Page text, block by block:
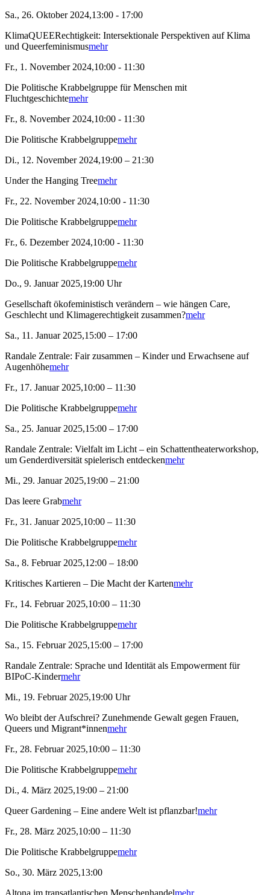
Sa., 26. Oktober 2024,13:00 - 17:00
KlimaQUEERechtigkeit: Intersektionale Perspektiven auf Klima
und Queerfeminismusmehr
Fr., 1. November 2024,10:00 - 11:30
Die Politische Krabbelgruppe für Menschen mit
Fluchtgeschichtemehr
Fr., 8. November 2024,10:00 - 11:30
Die Politische Krabbelgruppemehr
Di., 12. November 2024,19:00 – 21:30
Under the Hanging Treemehr
Fr., 22. November 2024,10:00 - 11:30
Die Politische Krabbelgruppemehr
Fr., 6. Dezember 2024,10:00 - 11:30
Die Politische Krabbelgruppemehr
Do., 9. Januar 2025,19:00 Uhr
Gesellschaft ökofeministisch verändern – wie hängen Care,
Geschlecht und Klimagerechtigkeit zusammen?mehr
Sa., 11. Januar 2025,15:00 – 17:00
Randale Zentrale: Fair zusammen – Kinder und Erwachsene auf
Augenhöhemehr
Fr., 17. Januar 2025,10:00 – 11:30
Die Politische Krabbelgruppemehr
Sa., 25. Januar 2025,15:00 – 17:00
Randale Zentrale: Vielfalt im Licht – ein Schattentheaterworkshop,
um Genderdiversität spielerisch entdeckenmehr
Mi., 29. Januar 2025,19:00 – 21:00
Das leere Grabmehr
Fr., 31. Januar 2025,10:00 – 11:30
Die Politische Krabbelgruppemehr
Sa., 8. Februar 2025,12:00 – 18:00
Kritisches Kartieren – Die Macht der Kartenmehr
Fr., 14. Februar 2025,10:00 – 11:30
Die Politische Krabbelgruppemehr
Sa., 15. Februar 2025,15:00 – 17:00
Randale Zentrale: Sprache und Identität als Empowerment für
BIPoC-Kindermehr
Mi., 19. Februar 2025,19:00 Uhr
Wo bleibt der Aufschrei? Zunehmende Gewalt gegen Frauen,
Queers und Migrant*innenmehr
Fr., 28. Februar 2025,10:00 – 11:30
Die Politische Krabbelgruppemehr
Di., 4. März 2025,19:00 – 21:00
Queer Gardening – Eine andere Welt ist pflanzbar!mehr
Fr., 28. März 2025,10:00 – 11:30
Die Politische Krabbelgruppemehr
So., 30. März 2025,13:00
Altona im transatlantischen Menschenhandelmehr